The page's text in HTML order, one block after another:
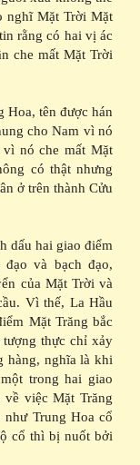
nghĩ Mặt Trời Mặt
rằng có hai vị ác
che mất Mặt Trời
Hoa, tên được hán
cho Nam vì nó
nó che mất Mặt
có thật nhưng
ở trên thành Cửu
dấu hai giao điểm
và bạch đạo,
của Mặt Trời và
Vì thế, La Hầu
Mặt Trăng bắc
thực chỉ xảy
hàng, nghĩa là khi
trong hai giao
việc Mặt Trăng
Trung Hoa cổ
cổ thì bị nuốt bởi